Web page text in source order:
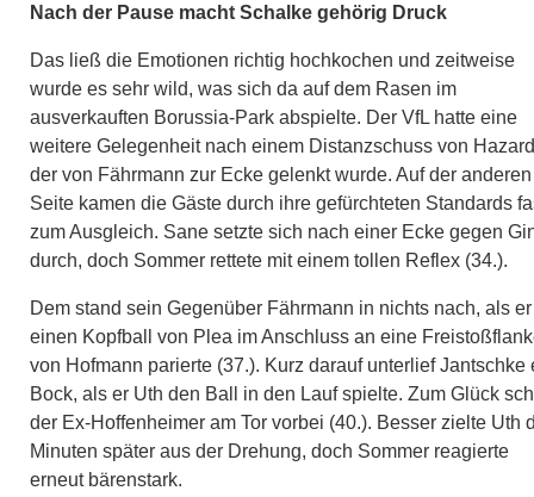
Nach der Pause macht Schalke gehörig Druck
Das ließ die Emotionen richtig hochkochen und zeitweise
wurde es sehr wild, was sich da auf dem Rasen im
ausverkauften Borussia-Park abspielte. Der VfL hatte eine
weitere Gelegenheit nach einem Distanzschuss von
der von Fährmann zur Ecke gelenkt wurde. Auf der anderen
Seite kamen die Gäste durch ihre gefürchteten Standards
zum Ausgleich. Sane setzte sich nach einer Ecke gegen
durch, doch Sommer rettete mit einem tollen Reflex (34.).
Dem stand sein Gegenüber Fährmann in nichts nach, als er
einen Kopfball von Plea im Anschluss an eine
von Hofmann parierte (37.). Kurz darauf unterlief Jantschke
Bock, als er Uth den Ball in den Lauf spielte. Zum Glück
der Ex-Hoffenheimer am Tor vorbei (40.). Besser zielte Uth
Minuten später aus der Drehung, doch Sommer reagierte
erneut bärenstark.